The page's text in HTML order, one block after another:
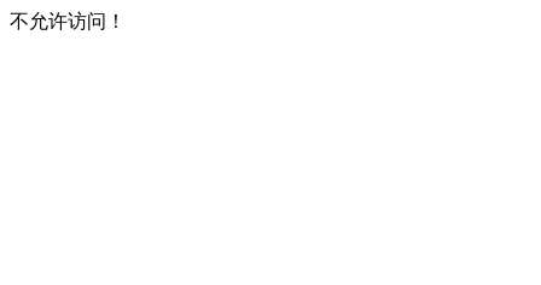
不允许访问！